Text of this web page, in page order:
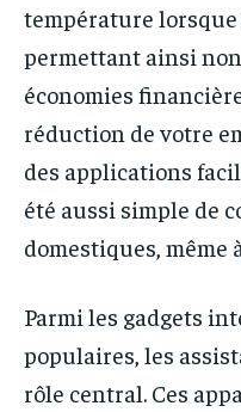
température lorsque
permettant ainsi
économies
réduction de votre
des applications
été aussi simple de
domestiques, même
Parmi les gadgets
populaires, les
rôle central. Ces